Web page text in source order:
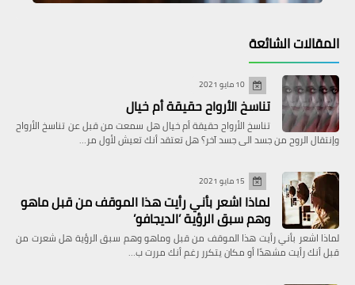
المقالات الشائعة
10 مايو 2021
تناسخ الأرواح حقيقة أم خيال
تناسخ الأرواح حقيقة أم خيال هل سمعت من قبل عن تناسخ الأرواح
وإنتقال الروح من جسد الى جسد آخر؟ هل تعتقد أنك تعيش لأول مر…
15 مايو 2021
لماذا اشعر بأني رأيت هذا الموقف من قبل ماهو
وهم سبق الرؤية ’الديجافو’
لماذا اشعر بأني رأيت هذا الموقف من قبل وماهو وهم سبق الرؤية هل شعرت من
قبل أنك رأيت مشهدًا أو مكان يتكرر رغم أنك مررت ب…